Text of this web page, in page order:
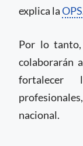
explica laOPS
Por lo
colaborarán
fortalecer
nacional.